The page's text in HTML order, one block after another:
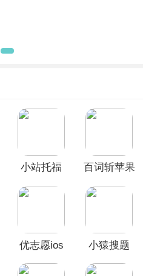
小站托福
百词斩苹果
优志愿ios
小猿搜题